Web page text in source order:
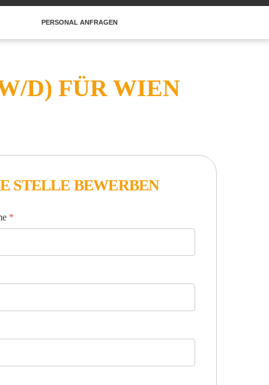
PERSONAL ANFRAGEN
D) FÜR WIEN
STELLE BEWERBEN
*